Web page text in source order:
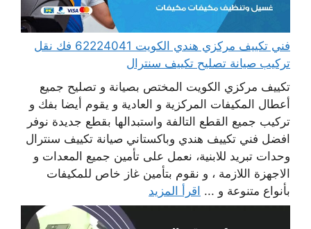
فني تكييف مركزي هندي الكويت 62224041 فك نقل
تركيب صيانة تصليح تكييف سنترال
تكييف مركزي الكويت المختص بصيانة و تصليح جميع
أعطال المكيفات المركزية و العادية و يقوم أيضا بفك و
تركيب جميع القطع التالفة واستبدالها بقطع جديدة نوفر
افضل فني تكييف هندي وباكستاني صيانة تكييف سنترال
وحدات تبريد للابنية، نعمل على تأمين جميع المعدات و
الاجهزة اللازمة ، و نقوم بتأمين غاز خاص للمكيفات
بأنواع متنوعة و ... اقرأ المزيد